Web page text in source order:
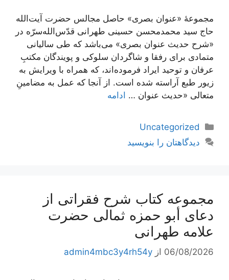
مجموعۀ «عنوان بصری» حاصل مجالس حضرت آیت‌الله
حاج سید محمدمحسن حسینی طهرانی قدّس‌الله‌سرّه در
«شرح حدیث عنوان بصری» می‌باشد که طی سالیانی
متمادی برای رفقا و شاگردان سلوکی و پویندگان مکتبِ
عرفان و توحید ایراد فرموده‌اند، که همراه با ویرایش به
زیور طبع آراسته شده است. از آنجا که عمل به مضامینِ
متعالی «حدیث عنوان … ادامه
دسته‌ها
Uncategorized
دیدگاهتان را بنویسید
مجموعه کتاب شرح فقراتی از
دعای أبو حمزه ثمالی حضرت
علامه طهرانی
06/08/2026 از admin4mbc3y4rh54y